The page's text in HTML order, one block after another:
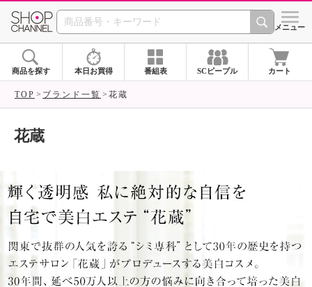
SHOP CHANNEL ショッ
メニュー
商品を探す 本日お買得 番組表 SCピープル カート
TOP ブランド一覧 花蔵
花蔵